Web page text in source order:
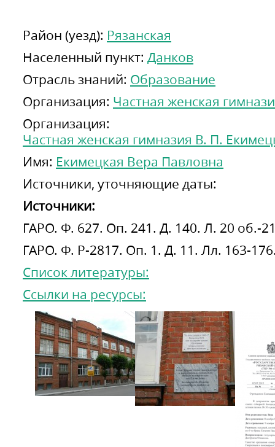
Район (уезд): Рязанская
Населенный пункт: Данков
Отрасль знаний: Образование
Организация: Частная женская
Организация:
Частная женская гимназия В. П.
Имя: Екимецкая Вера Павловна
Источники, уточняющие даты:
Источники:
ГАРО. Ф. 627. Оп. 241. Д. 140. Л. 20 об.-
ГАРО. Ф. Р-2817. Оп. 1. Д. 11. Лл. 163-
Список литературы:
Ссылки на ресурсы: